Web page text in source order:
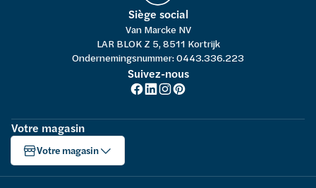
Siège social
Van Marcke NV
LAR BLOK Z 5, 8511 Kortrijk
Ondernemingsnummer: 0443.336.223
Suivez-nous
Votre magasin
Votre magasin